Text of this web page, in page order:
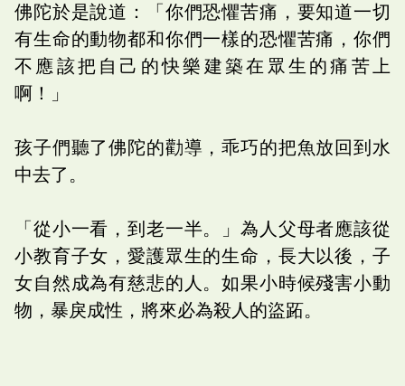
佛陀於是說道：「你們恐懼苦痛，要知道一切
有生命的動物都和你們一樣的恐懼苦痛，你們
不應該把自己的快樂建築在眾生的痛苦上
啊！」
孩子們聽了佛陀的勸導，乖巧的把魚放回到水
中去了。
「從小一看，到老一半。」為人父母者應該從
小教育子女，愛護眾生的生命，長大以後，子
女自然成為有慈悲的人。如果小時候殘害小動
物，暴戾成性，將來必為殺人的盜跖。